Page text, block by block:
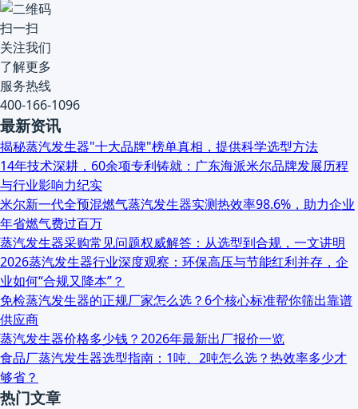
扫一扫
关注我们
了解更多
服务热线
400-166-1096
最新资讯
揭秘蒸汽发生器"十大品牌"榜单真相，提供科学选型方法
14年技术深耕，60余项专利铸就：广东海派米尔品牌发展历程
与行业影响力纪实
米尔新一代全预混燃气蒸汽发生器实测热效率98.6%，助力企业
年省燃气费过百万
蒸汽发生器采购常见问题权威解答：从选型到合规，一文讲明
2026蒸汽发生器行业深度观察：环保高压与节能红利并存，企
业如何“合规又降本”？
免检蒸汽发生器的正规厂家怎么选？6个核心标准帮你筛出靠谱
供应商
蒸汽发生器价格多少钱？2026年最新出厂报价一览
食品厂蒸汽发生器选型指南：1吨、2吨怎么选？热效率多少才
够省？
热门文章